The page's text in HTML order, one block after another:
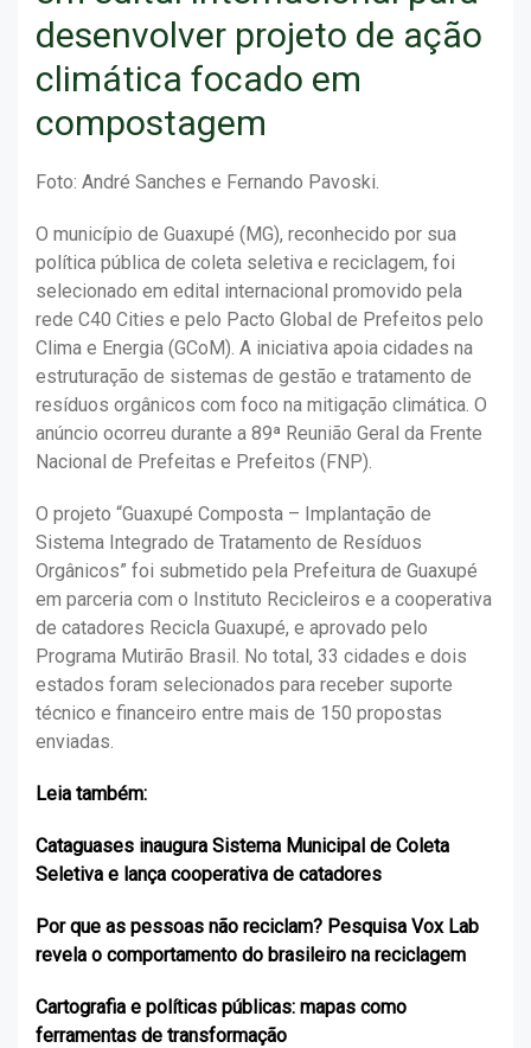
desenvolver projeto de ação
climática focado em
compostagem
Foto: André Sanches e Fernando Pavoski.
O município de Guaxupé (MG), reconhecido por sua
política pública de coleta seletiva e reciclagem, foi
selecionado em edital internacional promovido pela
rede C40 Cities e pelo Pacto Global de Prefeitos pelo
Clima e Energia (GCoM). A iniciativa apoia cidades na
estruturação de sistemas de gestão e tratamento de
resíduos orgânicos com foco na mitigação climática. O
anúncio ocorreu durante a 89ª Reunião Geral da Frente
Nacional de Prefeitas e Prefeitos (FNP).
O projeto “Guaxupé Composta – Implantação de
Sistema Integrado de Tratamento de Resíduos
Orgânicos” foi submetido pela Prefeitura de Guaxupé
em parceria com o Instituto Recicleiros e a cooperativa
de catadores Recicla Guaxupé, e aprovado pelo
Programa Mutirão Brasil. No total, 33 cidades e dois
estados foram selecionados para receber suporte
técnico e financeiro entre mais de 150 propostas
enviadas.
Leia também:
Cataguases inaugura Sistema Municipal de Coleta
Seletiva e lança cooperativa de catadores
Por que as pessoas não reciclam? Pesquisa Vox Lab
revela o comportamento do brasileiro na reciclagem
Cartografia e políticas públicas: mapas como
ferramentas de transformação